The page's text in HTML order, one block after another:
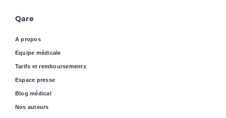
Qare
A propos
Equipe médicale
Tarifs et remboursements
Espace presse
Blog médical
Nos auteurs